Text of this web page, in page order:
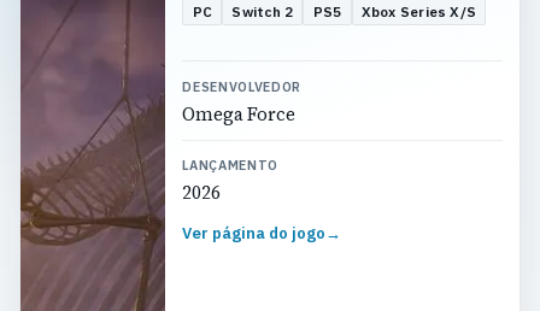
PC Switch 2 PS5 Xbox Series X/S
DESENVOLVEDOR
Omega Force
LANÇAMENTO
2026
Ver página do jogo→